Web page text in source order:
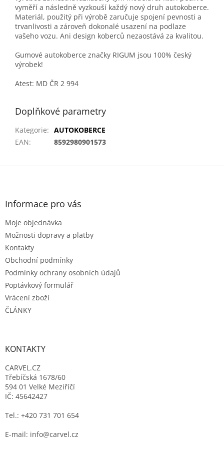
vyměří a následně vyzkouší každý nový druh autokoberce.
Materiál, použitý při výrobě zaručuje spojení pevnosti a
trvanlivosti a zároveň dokonalé usazení na podlaze
vašeho vozu. Ani design koberců nezaostává za kvalitou.
Gumové autokoberce značky RIGUM jsou 100% český
výrobek!
Atest: MD ČR 2 994
Doplňkové parametry
Kategorie: AUTOKOBERCE
EAN: 8592980901573
Z
Informace pro vás
Moje objednávka
Možnosti dopravy a platby
Kontakty
Obchodní podmínky
Podmínky ochrany osobních údajů
Poptávkový formulář
Vrácení zboží
ČLÁNKY
KONTAKTY
CARVEL.CZ
Třebíčská 1678/60
594 01 Velké Meziříčí
IČ: 45642427
Tel.: +420 731 701 654
E-mail: info@carvel.cz